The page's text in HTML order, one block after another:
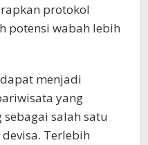
protokol
potensi wabah lebih
menjadi
yang
salah satu
Terlebih